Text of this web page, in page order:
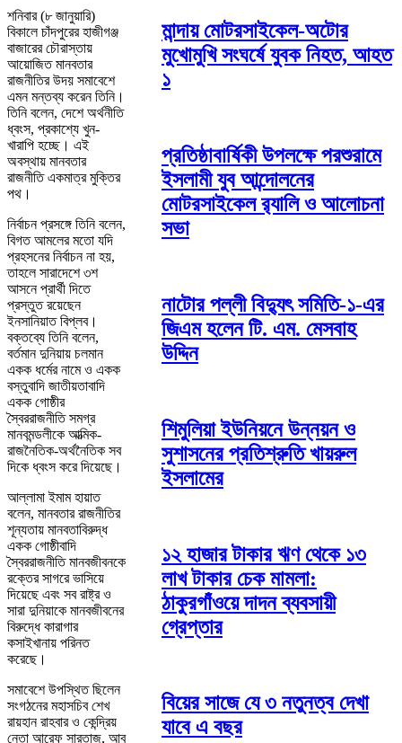
শনিবার (৮ জানুয়ারি)
বিকালে চাঁদপুরের হাজীগঞ্জ
বাজারের চৌরাস্তায়
আয়োজিত মানবতার
রাজনীতির উদয় সমাবেশে
এমন মন্তব্য করেন তিনি।
তিনি বলেন, দেশে অর্থনীতি
ধ্বংস, প্রকাশ্যে খুন-
খারাপি হচ্ছে। এই
অবস্থায় মানবতার
রাজনীতি একমাত্র মুক্তির
পথ।
নির্বাচন প্রসঙ্গে তিনি বলেন,
বিগত আমলের মতো যদি
প্রহসনের নির্বাচন না হয়,
তাহলে সারাদেশে ৩শ
আসনে প্রার্থী দিতে
প্রস্তুত রয়েছেন
ইনসানিয়াত বিপ্লব।
বক্তব্যে তিনি বলেন,
বর্তমান দুনিয়ায় চলমান
একক ধর্মের নামে ও একক
বস্তুবাদি জাতীয়তাবাদি
একক গোষ্ঠীর
স্বৈররাজনীতি সমগ্র
মানবমন্ডলীকে আত্মিক-
রাজনৈতিক-অর্থনৈতিক সব
দিকে ধ্বংস করে দিয়েছে।
আল্লামা ইমাম হায়াত
বলেন, মানবতার রাজনীতির
শূন্যতায় মানবতাবিরুদ্ধ
একক গোষ্ঠীবাদি
স্বৈররাজনীতি মানবজীবনকে
রক্তের সাগরে ভাসিয়ে
দিয়েছে এবং সব রাষ্ট্র ও
সারা দুনিয়াকে মানবজীবনের
বিরুদ্ধে কারাগার
কসাইখানায় পরিনত
করেছে।
সমাবেশে উপস্থিত ছিলেন
সংগঠনের মহাসচিব শেখ
রায়হান রাহবার ও কেন্দ্রিয়
নেতা আরেফ সারতাজ, আবু
মান্দায় মোটরসাইকেল-অটোর
মুখোমুখি সংঘর্ষে যুবক নিহত, আহত
১
প্রতিষ্ঠাবার্ষিকী উপলক্ষে পরশুরামে
ইসলামী যুব আন্দোলনের
মোটরসাইকেল র‌্যালি ও আলোচনা
সভা
নাটোর পল্লী বিদ্যুৎ সমিতি-১-এর
জিএম হলেন টি. এম. মেসবাহ
উদ্দিন
শিমুলিয়া ইউনিয়নে উন্নয়ন ও
সুশাসনের প্রতিশ্রুতি খায়রুল
ইসলামের
১২ হাজার টাকার ঋণ থেকে ১৩
লাখ টাকার চেক মামলা:
ঠাকুরগাঁওয়ে দাদন ব্যবসায়ী
গ্রেপ্তার
বিয়ের সাজে যে ৩ নতুনত্ব দেখা
যাবে এ বছর